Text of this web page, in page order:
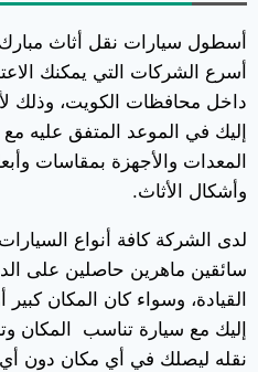
أسطول سيارات نقل أثاث مبارك
أسرع الشركات التي يمكنك
داخل محافظات الكويت، وذلك
إليك في الموعد المتفق عليه
المعدات والأجهزة بمقاسات
وأشكال الأثاث.
لدى الشركة كافة أنواع
سائقين ماهرين حاصلين على
القيادة، وسواء كان المكان
إليك مع سيارة تناسب المكان
نقله ليصلك في أي مكان دون أي